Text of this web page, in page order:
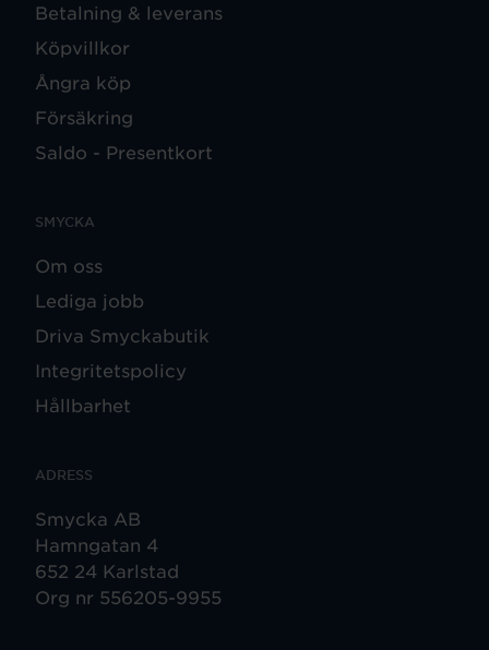
Betalning & leverans
Köpvillkor
Ångra köp
Försäkring
Saldo - Presentkort
SMYCKA
Om oss
Lediga jobb
Driva Smyckabutik
Integritetspolicy
Hållbarhet
ADRESS
Smycka AB
Hamngatan 4
652 24 Karlstad
Org nr 556205-9955